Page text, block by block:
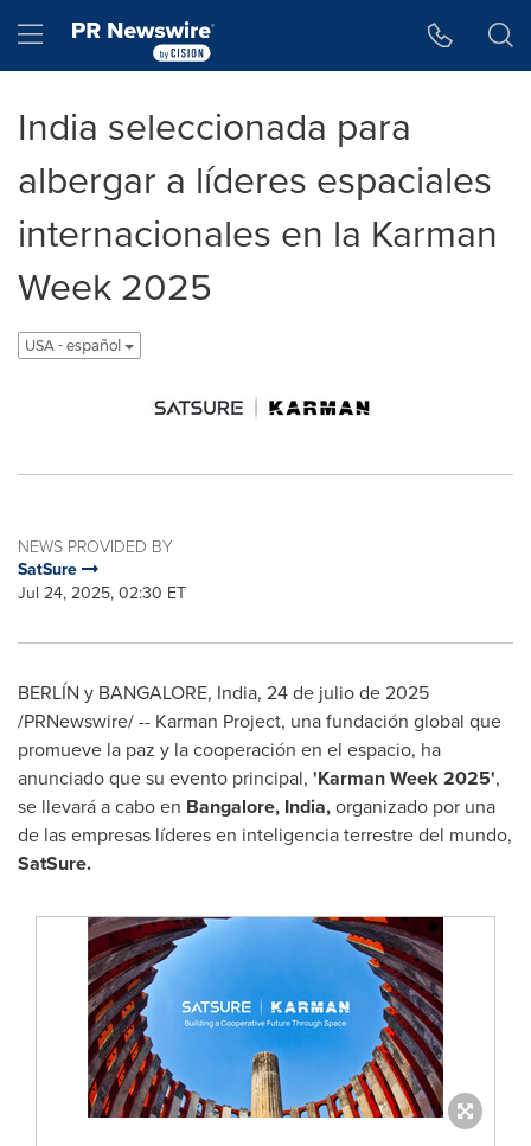
Hamburger menu
India seleccionada para
albergar a líderes espaciales
internacionales en la Karman
Week 2025
USA - español
NEWS PROVIDED BY
SatSure
Jul 24, 2025, 02:30 ET
BERLÍN y BANGALORE, India, 24 de julio de 2025
/PRNewswire/ -- Karman Project, una fundación global que
promueve la paz y la cooperación en el espacio, ha
anunciado que su evento principal, 'Karman Week 2025',
se llevará a cabo en Bangalore, India,organizado por una
de las empresas líderes en inteligencia terrestre del mundo,
SatSure.